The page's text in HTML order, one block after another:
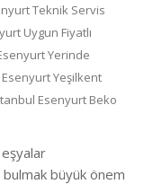
Teknik Servis
Uygun Fiyatlı
Yerinde
Esenyurt Yeşilkent
Esenyurt Beko
eşyalar
bulmak büyük önem